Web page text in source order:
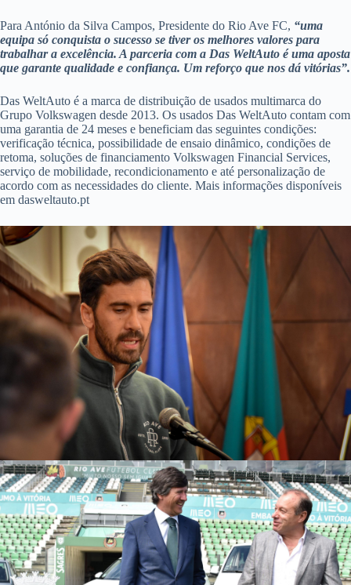
Para António da Silva Campos, Presidente do Rio Ave FC, “uma
equipa só conquista o sucesso se tiver os melhores valores para
trabalhar a excelência. A parceria com a Das WeltAuto é uma aposta
que garante qualidade e confiança. Um reforço que nos dá vitórias”.
Das WeltAuto é a marca de distribuição de usados multimarca do
Grupo Volkswagen desde 2013. Os usados Das WeltAuto contam com
uma garantia de 24 meses e beneficiam das seguintes condições:
verificação técnica, possibilidade de ensaio dinâmico, condições de
retoma, soluções de financiamento Volkswagen Financial Services,
serviço de mobilidade, recondicionamento e até personalização de
acordo com as necessidades do cliente. Mais informações disponíveis
em dasweltauto.pt